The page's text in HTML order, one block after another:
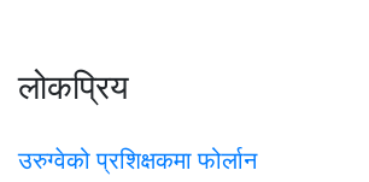
लोकप्रिय
उरुग्वेको प्रशिक्षकमा फोर्लान